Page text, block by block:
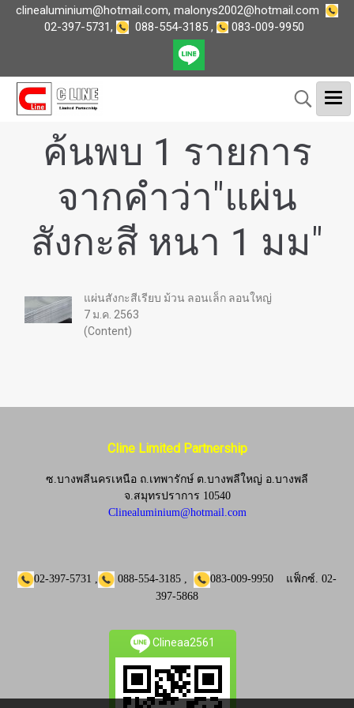
clinealuminium@hotmail.com, malonys2002@hotmail.com
02-397-5731, 088-554-3185, 083-009-9950
ค้นพบ 1 รายการ
จากคำว่า"แผ่น
สังกะสี หนา 1 มม"
แผ่นสังกะสีเรียบ ม้วน ลอนเล็ก ลอนใหญ่
7 ม.ค. 2563
(Content)
Cline Limited Partnership
ซ.บางพลีนครเหนือ ถ.เทพารักษ์ ต.บางพลีใหญ่ อ.บางพลี
จ.สมุทรปราการ 10540
Clinealuminium@hotmail.com
02-397-5731 , 088-554-3185 , 083-009-9950 แฟ็กซ์. 02-
397-5868
Clineaa2561